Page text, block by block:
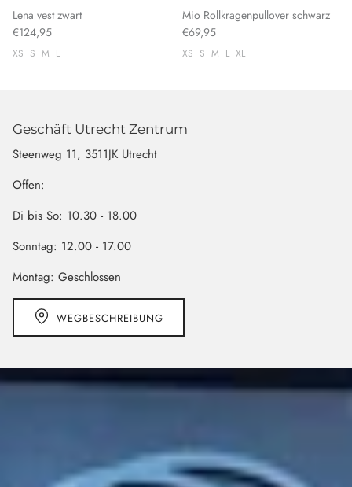
Lena vest zwart
€124,95
XS S M L
Mio Rollkragenpullover schwarz
€69,95
XS S M L XL
Geschäft Utrecht Zentrum
Steenweg 11, 3511JK Utrecht
Offen:
Di bis So: 10.30 - 18.00
Sonntag: 12.00 - 17.00
Montag: Geschlossen
WEGBESCHREIBUNG